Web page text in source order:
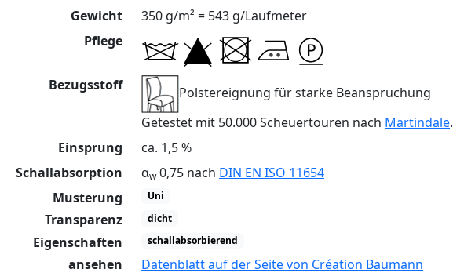
Gewicht
350 g/m² = 543 g/Laufmeter
Pflege
Bezugsstoff
Polstereignung für starke Beanspruchung
Getestet mit 50.000 Scheuertouren nach Martindale.
Einsprung
ca. 1,5 %
Schallabsorption
αw0,75 nach DIN EN ISO 11654
Musterung
Uni
Transparenz dicht
Eigenschaften schallabsorbierend
ansehen
Datenblatt auf der Seite von Création Baumann